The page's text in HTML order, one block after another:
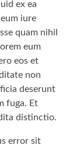
ex ea
iure
quam nihil
eum
eos et
non
deserunt
fuga. Et
distinctio.
error sit